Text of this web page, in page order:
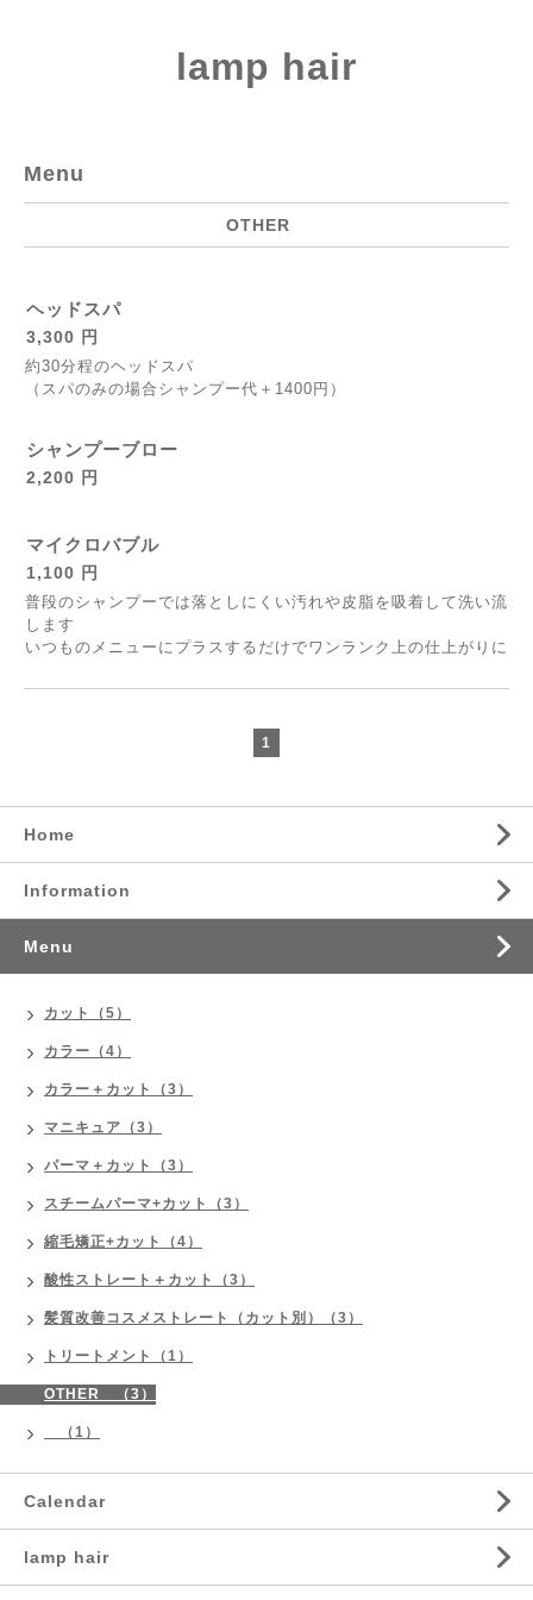
lamp hair
Menu
OTHER
ヘッドスパ
3,300 円
約30分程のヘッドスパ
（スパのみの場合シャンプー代＋1400円）
シャンプーブロー
2,200 円
マイクロバブル
1,100 円
普段のシャンプーでは落としにくい汚れや皮脂を吸着して洗い流
します
いつものメニューにプラスするだけでワンランク上の仕上がりに
1
Home
Information
Menu
カット（5）
カラー（4）
カラー＋カット（3）
マニキュア（3）
パーマ＋カット（3）
スチームパーマ+カット（3）
縮毛矯正+カット（4）
酸性ストレート＋カット（3）
髪質改善コスメストレート（カット別）（3）
トリートメント（1）
OTHER （3）
（1）
Calendar
lamp hair